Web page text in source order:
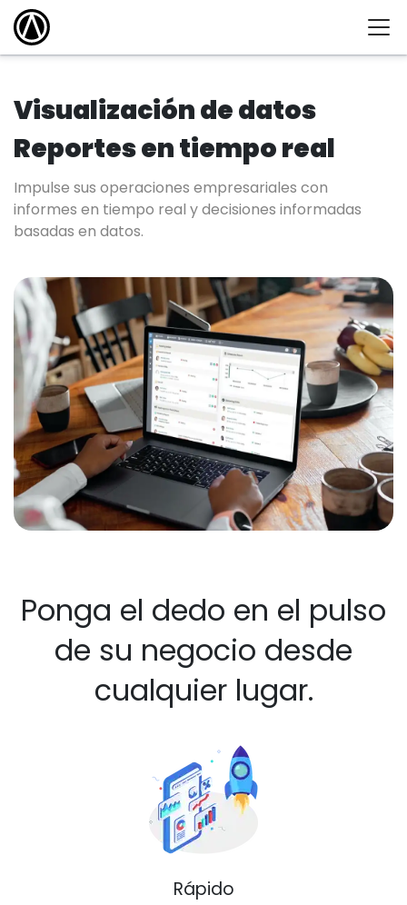
Visualización de datos
Reportes en tiempo real
Impulse sus operaciones empresariales con
informes en tiempo real y decisiones informadas
basadas en datos.
Ponga el dedo en el pulso
de su negocio desde
cualquier lugar.
Rápido